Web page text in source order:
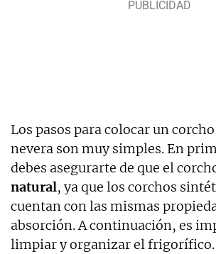
Los pasos para colocar un
nevera son muy simples. En
debes asegurarte de que el
natural, ya que los corchos
cuentan con las mismas
absorción. A continuación, es
limpiar y organizar el frigorífico.